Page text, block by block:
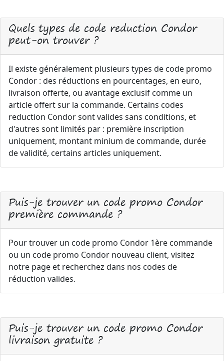
Quels types de code reduction Condor
peut-on trouver ?
Il existe généralement plusieurs types de code promo
Condor : des réductions en pourcentages, en euro,
livraison offerte, ou avantage exclusif comme un
article offert sur la commande. Certains codes
reduction Condor sont valides sans conditions, et
d'autres sont limités par : première inscription
uniquement, montant minium de commande, durée
de validité, certains articles uniquement.
Puis-je trouver un code promo Condor
première commande ?
Pour trouver un code promo Condor 1ère commande
ou un code promo Condor nouveau client, visitez
notre page et recherchez dans nos codes de
réduction valides.
Puis-je trouver un code promo Condor
livraison gratuite ?